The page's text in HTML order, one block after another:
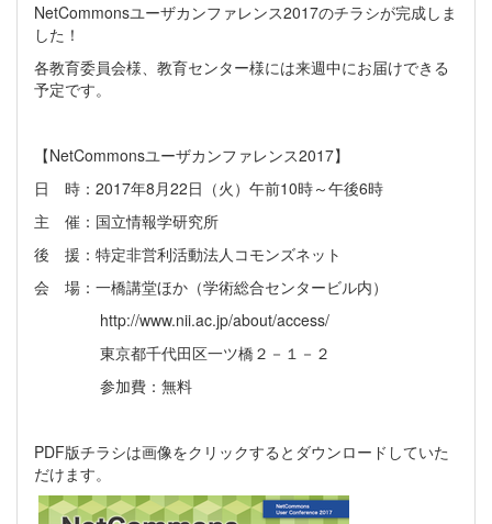
NetCommonsユーザカンファレンス2017のチラシが完成しま
した！
各教育委員会様、教育センター様には来週中にお届けできる
予定です。
【NetCommonsユーザカンファレンス2017】
日 時：2017年8月22日（火）午前10時～午後6時
主 催：国立情報学研究所
後 援：特定非営利活動法人コモンズネット
会 場：一橋講堂ほか（学術総合センタービル内）
http://www.nii.ac.jp/about/access/
東京都千代田区一ツ橋２－１－２
参加費：無料
PDF版チラシは画像をクリックするとダウンロードしていた
だけます。